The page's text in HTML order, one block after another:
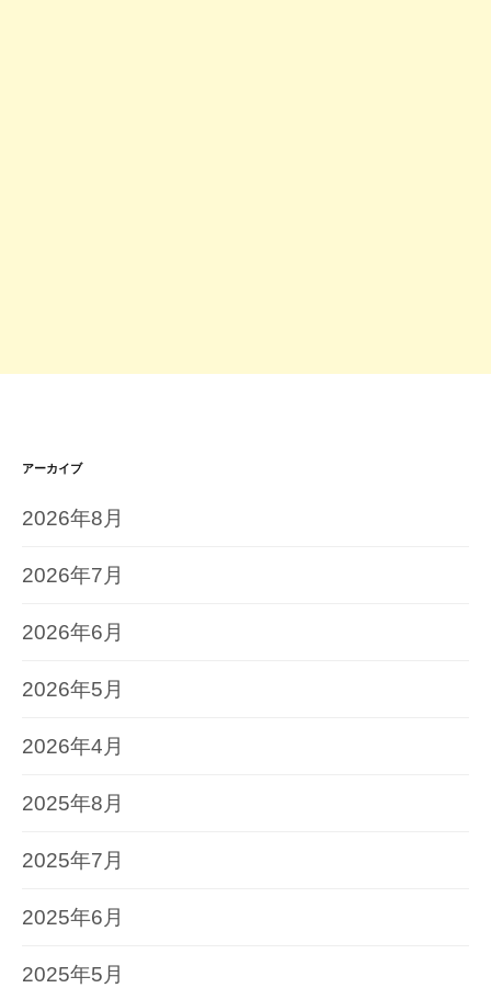
アーカイブ
2026年8月
2026年7月
2026年6月
2026年5月
2026年4月
2025年8月
2025年7月
2025年6月
2025年5月